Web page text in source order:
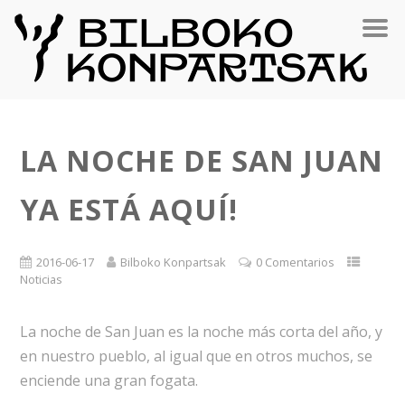
LA NOCHE DE SAN JUAN
YA ESTÁ AQUÍ!
2016-06-17 Bilboko Konpartsak
0 Comentarios
Noticias
La noche de San Juan es la noche más corta del año, y
en nuestro pueblo, al igual que en otros muchos, se
enciende una gran fogata.